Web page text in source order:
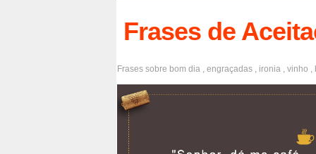
Frases de
Frases sobre bom dia, engraçadas, ironia, vinho ,
reflexão